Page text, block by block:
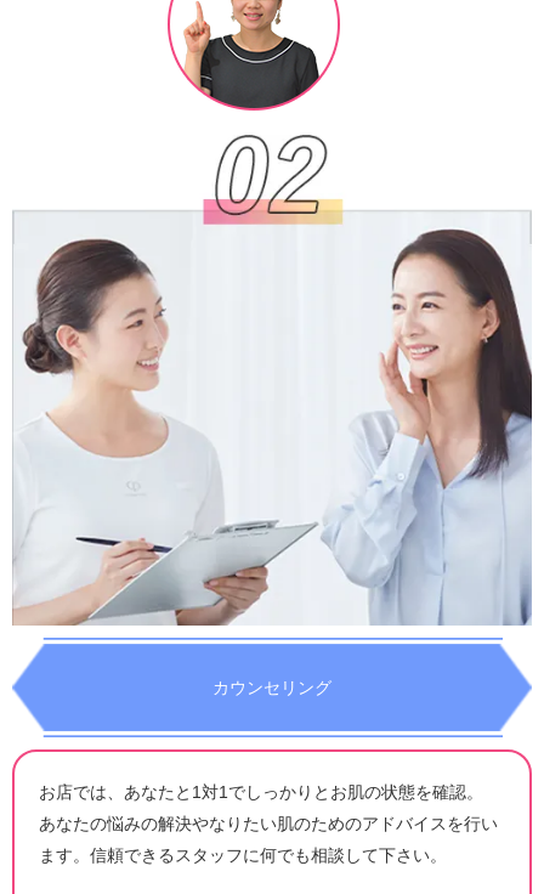
カウンセリング
お店では、あなたと1対1でしっかりとお肌の状態を確認。
あなたの悩みの解決やなりたい肌のためのアドバイスを行い
ます。信頼できるスタッフに何でも相談して下さい。